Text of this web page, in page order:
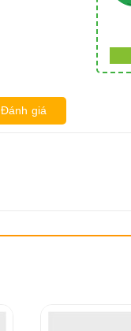
Đánh giá